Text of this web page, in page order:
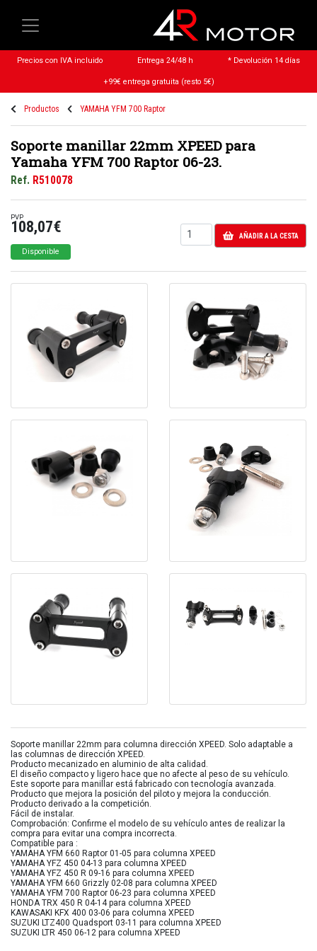
Precios con IVA incluido Entrega 24/48 h * Devolución 14 días
+99€ entrega gratuita (resto 5€)
Productos YAMAHA YFM 700 Raptor
Soporte manillar 22mm XPEED para
Yamaha YFM 700 Raptor 06-23.
Ref. R510078
PVP
108,07€
Disponible
AÑADIR A LA CESTA
Soporte manillar 22mm para columna dirección XPEED. Solo adaptable a
las columnas de dirección XPEED.
Producto mecanizado en aluminio de alta calidad.
El diseño compacto y ligero hace que no afecte al peso de su vehículo.
Este soporte para manillar está fabricado con tecnología avanzada.
Producto que mejora la posición del piloto y mejora la conducción.
Producto derivado a la competición.
Fácil de instalar.
Comprobación: Confirme el modelo de su vehículo antes de realizar la
compra para evitar una compra incorrecta.
Compatible para :
YAMAHA YFM 660 Raptor 01-05 para columna XPEED
YAMAHA YFZ 450 04-13 para columna XPEED
YAMAHA YFZ 450 R 09-16 para columna XPEED
YAMAHA YFM 660 Grizzly 02-08 para columna XPEED
YAMAHA YFM 700 Raptor 06-23 para columna XPEED
HONDA TRX 450 R 04-14 para columna XPEED
KAWASAKI KFX 400 03-06 para columna XPEED
SUZUKI LTZ400 Quadsport 03-11 para columna XPEED
SUZUKI LTR 450 06-12 para columna XPEED